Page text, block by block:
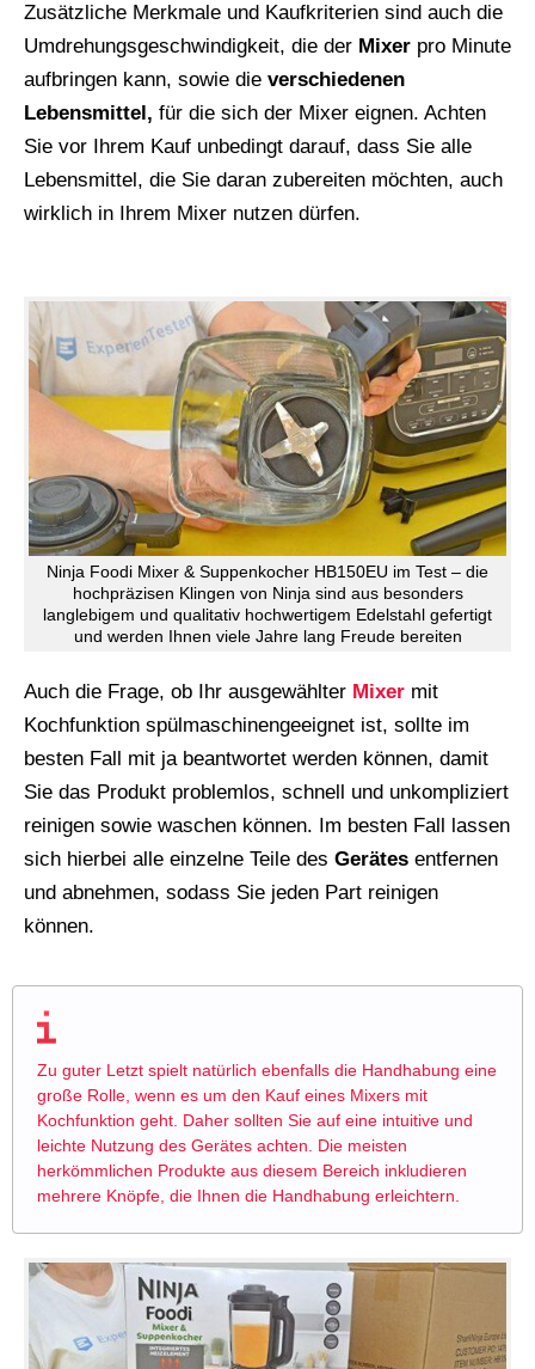
Zusätzliche Merkmale und Kaufkriterien sind auch die
Umdrehungsgeschwindigkeit, die der Mixer pro Minute
aufbringen kann, sowie die verschiedenen
Lebensmittel, für die sich der Mixer eignen. Achten
Sie vor Ihrem Kauf unbedingt darauf, dass Sie alle
Lebensmittel, die Sie daran zubereiten möchten, auch
wirklich in Ihrem Mixer nutzen dürfen.
Ninja Foodi Mixer & Suppenkocher HB150EU im Test – die
hochpräzisen Klingen von Ninja sind aus besonders
langlebigem und qualitativ hochwertigem Edelstahl gefertigt
und werden Ihnen viele Jahre lang Freude bereiten
Auch die Frage, ob Ihr ausgewählter Mixer mit
Kochfunktion spülmaschinengeeignet ist, sollte im
besten Fall mit ja beantwortet werden können, damit
Sie das Produkt problemlos, schnell und unkompliziert
reinigen sowie waschen können. Im besten Fall lassen
sich hierbei alle einzelne Teile des Gerätes entfernen
und abnehmen, sodass Sie jeden Part reinigen
können.
Zu guter Letzt spielt natürlich ebenfalls die Handhabung eine
große Rolle, wenn es um den Kauf eines Mixers mit
Kochfunktion geht. Daher sollten Sie auf eine intuitive und
leichte Nutzung des Gerätes achten. Die meisten
herkömmlichen Produkte aus diesem Bereich inkludieren
mehrere Knöpfe, die Ihnen die Handhabung erleichtern.